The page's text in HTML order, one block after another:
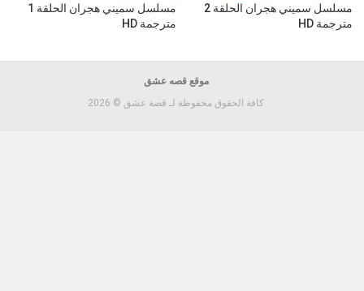
مسلسل سميني هجران الحلقة 2
مترجمة HD
مسلسل سميني هجران الحلقة 1
مترجمة HD
موقع قصه عشق
كافة الحقوق محفوظة لـ قصة عشق © 2026